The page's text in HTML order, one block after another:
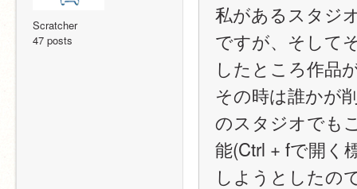
Scratcher
47 posts
私があるスタジ
ですが、そして
したところ作品
その時は誰かが
のスタジオでも
能(Ctrl + fで開く
しようとしたの